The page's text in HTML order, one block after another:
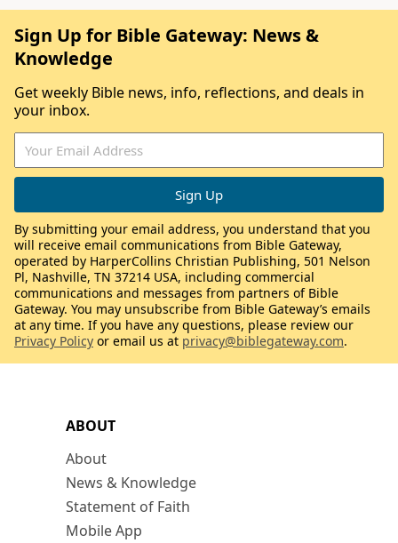
ABOUT
About
News & Knowledge
Statement of Faith
Mobile App
Sign Up for Bible Gateway: News &
Knowledge
Get weekly Bible news, info, reflections, and deals in
your inbox.
By submitting your email address, you understand that you
will receive email communications from Bible Gateway,
operated by HarperCollins Christian Publishing, 501 Nelson
Pl, Nashville, TN 37214 USA, including commercial
communications and messages from partners of Bible
Gateway. You may unsubscribe from Bible Gateway’s emails
at any time. If you have any questions, please review our
Privacy Policy or email us at privacy@biblegateway.com.